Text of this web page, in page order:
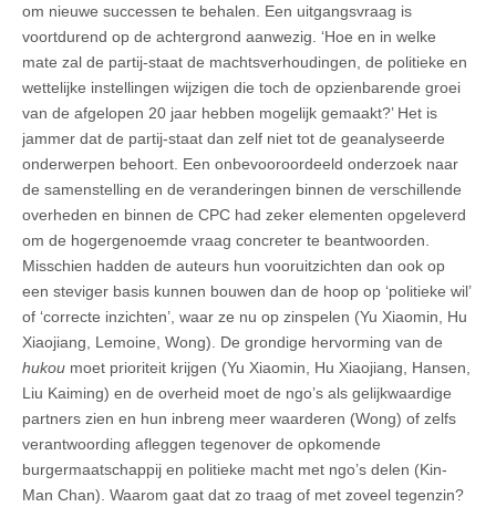
om nieuwe successen te behalen. Een uitgangsvraag is
voortdurend op de achtergrond aanwezig. ‘Hoe en in welke
mate zal de partij-staat de machtsverhoudingen, de politieke en
wettelijke instellingen wijzigen die toch de opzienbarende groei
van de afgelopen 20 jaar hebben mogelijk gemaakt?’ Het is
jammer dat de partij-staat dan zelf niet tot de geanalyseerde
onderwerpen behoort. Een onbevooroordeeld onderzoek naar
de samenstelling en de veranderingen binnen de verschillende
overheden en binnen de CPC had zeker elementen opgeleverd
om de hogergenoemde vraag concreter te beantwoorden.
Misschien hadden de auteurs hun vooruitzichten dan ook op
een steviger basis kunnen bouwen dan de hoop op ‘politieke wil’
of ‘correcte inzichten’, waar ze nu op zinspelen (Yu Xiaomin, Hu
Xiaojiang, Lemoine, Wong). De grondige hervorming van de
hukou moet prioriteit krijgen (Yu Xiaomin, Hu Xiaojiang, Hansen,
Liu Kaiming) en de overheid moet de ngo’s als gelijkwaardige
partners zien en hun inbreng meer waarderen (Wong) of zelfs
verantwoording afleggen tegenover de opkomende
burgermaatschappij en politieke macht met ngo’s delen (Kin-
Man Chan). Waarom gaat dat zo traag of met zoveel tegenzin?